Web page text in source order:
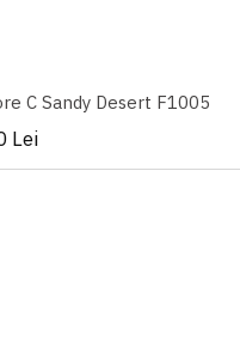
C Sandy Desert F1005
Lei